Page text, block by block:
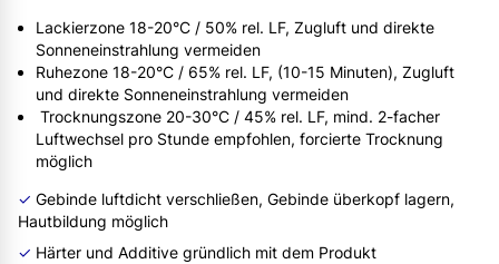
Lackierzone 18-20°C / 50% rel. LF, Zugluft und direkte
Sonneneinstrahlung vermeiden
Ruhezone 18-20°C / 65% rel. LF, (10-15 Minuten), Zugluft
und direkte Sonneneinstrahlung vermeiden
Trocknungszone 20-30°C / 45% rel. LF, mind. 2-facher
Luftwechsel pro Stunde empfohlen, forcierte Trocknung
möglich
✓ Gebinde luftdicht verschließen, Gebinde überkopf lagern,
Hautbildung möglich
✓ Härter und Additive gründlich mit dem Produkt